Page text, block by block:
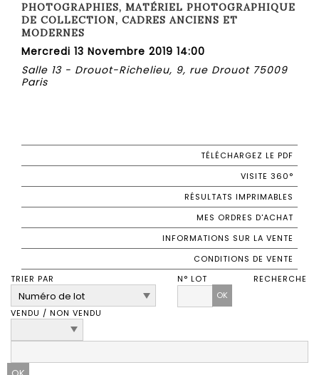
PHOTOGRAPHIES, MATÉRIEL PHOTOGRAPHIQUE
DE COLLECTION, CADRES ANCIENS ET
MODERNES
Mercredi 13 Novembre 2019 14:00
Salle 13 - Drouot-Richelieu, 9, rue Drouot 75009
Paris
TÉLÉCHARGEZ LE PDF
VISITE 360°
RÉSULTATS IMPRIMABLES
MES ORDRES D'ACHAT
INFORMATIONS SUR LA VENTE
CONDITIONS DE VENTE
TRIER PAR
N° LOT
OK
VENDU / NON VENDU
RECHERCHE